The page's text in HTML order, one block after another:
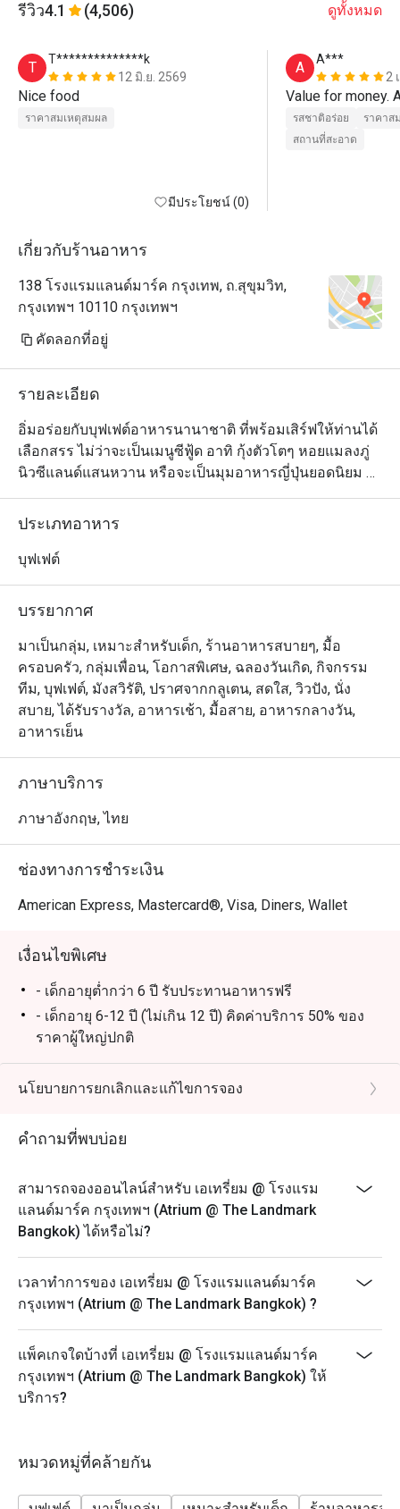
รีวิว4.1 (4,506) ดูทั้งหมด
T
T**************k
12 มิ.ย. 2569
Nice food
ราคาสมเหตุสมผล
มีประโยชน์ (0)
A
A***
2
Value for money.
รสชาติอร่อย
ราคาส
สถานที่สะอาด
เกี่ยวกับร้านอาหาร
138 โรงแรมแลนด์มาร์ค กรุงเทพ, ถ.สุขุมวิท,
กรุงเทพฯ 10110 กรุงเทพฯ
คัดลอกที่อยู่
รายละเอียด
อิ่มอร่อยกับบุฟเฟต์อาหารนานาชาติ ที่พร้อมเสิร์ฟให้ท่านได้
เลือกสรร ไม่ว่าจะเป็นเมนูซีฟู้ด อาทิ กุ้งตัวโตๆ หอยแมลงภู่
นิวซีแลนด์แสนหวาน หรือจะเป็นมุมอาหารญี่ปุ่นยอดนิยม
อาหารไทยรสจัด มุมสลัดสดอร่อย เพลิดเพลินกับเมนูพาสต้า
ปรุงร้อนๆ ตามสั่ง ให้ท่านได้เลือกลิ้มลอง ด้านเมนูของหวาน
เมด น้ำพุช็อคโกแลต และผลไม้สดไว้รอต้อนรับ บรรยากาศ
曼谷龙马酒店中庭自助餐厅独创的国际菜式,全新专业厨师
团队现场给你现煮亚拉斯加大虾海贝类等... 尤其是不能错
过美味迷人的饭后甜品，例如大理石纹蛋糕，意大利奶油
布丁，喷泉巧克力和泰国时令水果，林林总总，应有尽有
和週日brunch, 行政副总厨 Chef Francesco 亲自主理所有
驰名泰国泥蟹，篮花蟹，生蚝和进口青口贝等海鲜，无论
冻食或各种风味热炒都能令你一试难忘... 不要忘记亲们和
Atrium @ The Landmark Bangkok ให้บริการบุฟเฟ่ต์อาหาร
นานาชาติสุดหรู ตั้งอยู่ที่ชั้นล็อบบี้ของโรงแรม The
นานา ร้านเหมาะสำหรับครอบครัวและเด็ก บรรยากาศกว้าง
ขวางและนั่งสบาย เหมาะกับทั้งมื้อครอบครัวและโอกาส
พิเศษ ไฮไลต์เมนูยอดนิยม ได้แก่ กุ้งแม่น้ำย่างสดใหม่ หอย
นางรมคุณภาพดี กั้งเนื้อหวาน ซาชิมิชิ้นหนา เป็ดปักกิ่งหนัง
กรอบ และเนื้อแกะย่างระดับพรีเมียม
โดดเด่นด้วยบริการยอดเยี่ยม บรรยากาศหรูหรา และเมนู
นักท่องเที่ยวต่างประทับใจในความสดใหม่ ความหลาก
ใกล้สถานี BTS นานา
การจองผ่านแอปหรือเว็บไซต์ Eatigo คือวิธีที่ชาญฉลาดที่สุด
ในการรับประทานอาหาร เพียงเลือกช่วงเวลาที่ต้องการ ก็
ประเภทอาหาร
บุฟเฟต์
บรรยากาศ
มาเป็นกลุ่ม, เหมาะสำหรับเด็ก, ร้านอาหารสบายๆ, มื้อ
ครอบครัว, กลุ่มเพื่อน, โอกาสพิเศษ, ฉลองวันเกิด, กิจกรรม
ทีม, บุฟเฟต์, มังสวิรัติ, ปราศจากกลูเตน, สดใส, วิวปัง, นั่ง
สบาย, ได้รับรางวัล, อาหารเช้า, มื้อสาย, อาหารกลางวัน,
อาหารเย็น
ภาษาบริการ
ภาษาอังกฤษ, ไทย
ช่องทางการชำระเงิน
American Express, Mastercard®, Visa, Diners, Wallet
เงื่อนไขพิเศษ
- เด็กอายุต่ำกว่า 6 ปี รับประทานอาหารฟรี
- เด็กอายุ 6-12 ปี (ไม่เกิน 12 ปี) คิดค่าบริการ 50% ของ
ราคาผู้ใหญ่ปกติ
- ราคาบุฟเฟ่ต์รวมน้ำดื่มไม่อั้นและกาแฟหรือชา 1 แก้ว
(ร้อนหรือเย็น)
- เมนูและราคาอาจมีการเปลี่ยนแปลงโดยไม่ต้องแจ้งให้
- ราคาที่แสดงยังไม่รวมภาษีมูลค่าเพิ่มและค่าบริการ
- ส่วนลดจะนำไปหักเฉพาะค่าอาหารและภาษีมูลค่าเพิ่ม
ไม่รวมค่าบริการ
การจองดังกล่าว
อาหารทะเลประจำวัน:
นิวซีแลนด์ หอยแมลงภู่ดำ และหอยหวาน
- มื้อสาย (เสาร์ - อาทิตย์) & มื้อค่ำ (ศุกร์ - อาทิตย์): กุ้ง
แม่น้ำเผา ปูทะเลนึ่ง ปูไข่นึ่งนมสด ปูไข่ดองน้ำปลา กุ้งขาว
ขาว กั้ง หอยนางรมสด หอยแมลงภู่นิวซีแลนด์ และหอย
นโยบายการยกเลิกและแก้ไขการจอง
คำถามที่พบบ่อย
สามารถจองออนไลน์สำหรับ เอเทรี่ยม @ โรงแรม
แลนด์มาร์ค กรุงเทพฯ (Atrium @ The Landmark
Bangkok) ได้หรือไม่?
เวลาทำการของ เอเทรี่ยม @ โรงแรมแลนด์มาร์ค
กรุงเทพฯ (Atrium @ The Landmark Bangkok) ?
แพ็คเกจใดบ้างที่ เอเทรี่ยม @ โรงแรมแลนด์มาร์ค
กรุงเทพฯ (Atrium @ The Landmark Bangkok) ให้
บริการ?
หมวดหมู่ที่คล้ายกัน